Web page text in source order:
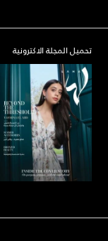
تحميل المجلة الاكترونية